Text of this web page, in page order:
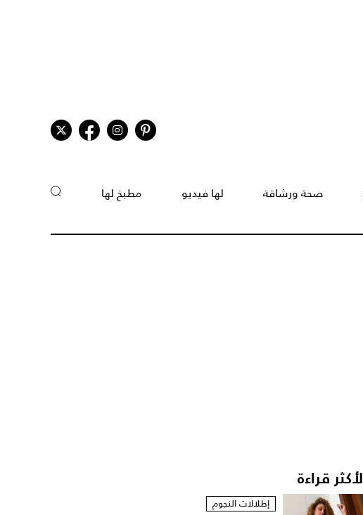
صحة ورشاقة لها فيديو مطبخ لها
قراءة
إطلالات النجوم